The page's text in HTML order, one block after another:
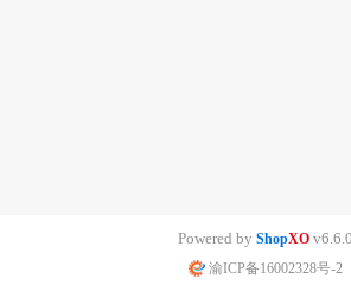
Powered by ShopXO v6.6.0
渝ICP备16002328号-2